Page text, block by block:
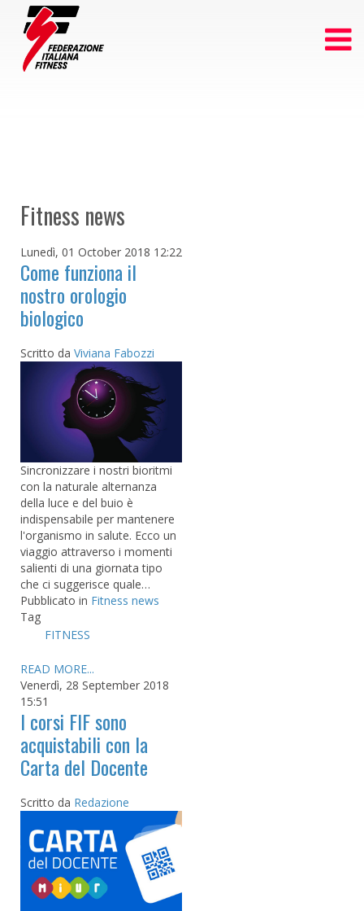
Fitness news
Lunedì, 01 October 2018 12:22
Come funziona il
nostro orologio
biologico
Scritto da Viviana Fabozzi
Sincronizzare i nostri bioritmi
con la naturale alternanza
della luce e del buio è
indispensabile per mantenere
l'organismo in salute. Ecco un
viaggio attraverso i momenti
salienti di una giornata tipo
che ci suggerisce quale…
Pubblicato in Fitness news
Tag
FITNESS
READ MORE...
Venerdì, 28 September 2018
15:51
I corsi FIF sono
acquistabili con la
Carta del Docente
Scritto da Redazione